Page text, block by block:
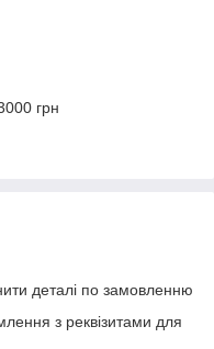
грн
деталі по замовленню
з реквізитами для